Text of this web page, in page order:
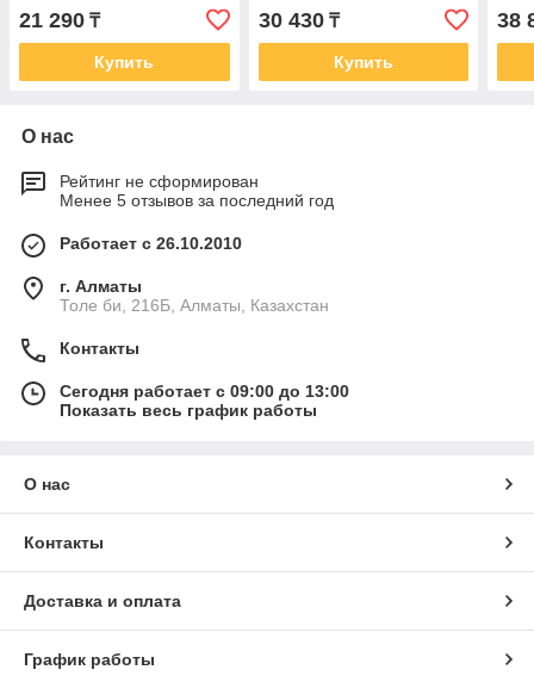
21 290 ₸
Купить
30 430₸
Купить
38
О нас
Рейтинг не сформирован
Менее 5 отзывов за последний год
Работает с 26.10.2010
г. Алматы
Толе би, 216Б, Алматы, Казахстан
Контакты
Сегодня работает с 09:00 до 13:00
Показать весь график работы
О нас
Контакты
Доставка и оплата
График работы